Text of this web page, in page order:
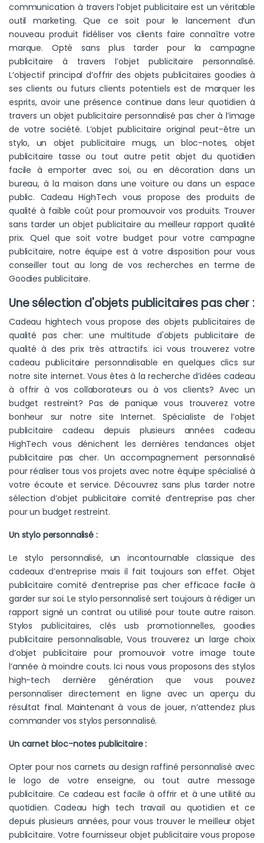
communication à travers l’objet publicitaire est un véritable
outil marketing. Que ce soit pour le lancement d’un
nouveau produit fidéliser vos clients faire connaître votre
marque. Opté sans plus tarder pour la campagne
publicitaire à travers l’objet publicitaire personnalisé.
L’objectif principal d’offrir des objets publicitaires goodies à
ses clients ou futurs clients potentiels est de marquer les
esprits, avoir une présence continue dans leur quotidien à
travers un objet publicitaire personnalisé pas cher à l’image
de votre société. L’objet publicitaire original peut-être un
stylo, un objet publicitaire mugs, un bloc-notes, objet
publicitaire tasse ou tout autre petit objet du quotidien
facile à emporter avec soi, ou en décoration dans un
bureau, à la maison dans une voiture ou dans un espace
public. Cadeau HighTech vous propose des produits de
qualité à faible coût pour promouvoir vos produits. Trouver
sans tarder un objet publicitaire au meilleur rapport qualité
prix. Quel que soit votre budget pour votre campagne
publicitaire, notre équipe est à votre disposition pour vous
conseiller tout au long de vos recherches en terme de
Goodies publicitaire.
Une sélection d'objets publicitaires pas cher :
Cadeau hightech vous propose des objets publicitaires de
qualité pas cher: une multitude d'objets publicitaire de
qualité à des prix très attractifs. ici vous trouverez votre
cadeau publicitaire personnalisable en quelques clics sur
notre site internet. Vous êtes à la recherche d’idées cadeau
à offrir à vos collaborateurs ou à vos clients? Avec un
budget restreint? Pas de panique vous trouverez votre
bonheur sur notre site Internet. Spécialiste de l’objet
publicitaire cadeau depuis plusieurs années cadeau
HighTech vous dénichent les dernières tendances objet
publicitaire pas cher. Un accompagnement personnalisé
pour réaliser tous vos projets avec notre équipe spécialisé à
votre écoute et service. Découvrez sans plus tarder notre
sélection d’objet publicitaire comité d’entreprise pas cher
pour un budget restreint.
Un stylo personnalisé :
Le stylo personnalisé, un incontournable classique des
cadeaux d’entreprise mais il fait toujours son effet. Objet
publicitaire comité d’entreprise pas cher efficace facile à
garder sur soi. Le stylo personnalisé sert toujours à rédiger un
rapport signé un contrat ou utilisé pour toute autre raison.
Stylos publicitaires, clés usb promotionnelles, goodies
publicitaire personnalisable, Vous trouverez un large choix
d’objet publicitaire pour promouvoir votre image toute
l’année à moindre couts. Ici nous vous proposons des stylos
high-tech dernière génération que vous pouvez
personnaliser directement en ligne avec un aperçu du
résultat final. Maintenant à vous de jouer, n’attendez plus
commander vos stylos personnalisé.
Un carnet bloc-notes publicitaire :
Opter pour nos carnets au design raffiné personnalisé avec
le logo de votre enseigne, ou tout autre message
publicitaire. Ce cadeau est facile à offrir et à une utilité au
quotidien. Cadeau high tech travail au quotidien et ce
depuis plusieurs années, pour vous trouver le meilleur objet
publicitaire. Votre fournisseur objet publicitaire vous propose